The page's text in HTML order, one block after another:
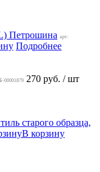
Петрошина арт:
Подробнее
00001879 270 руб. / шт
старого образца,
В корзину